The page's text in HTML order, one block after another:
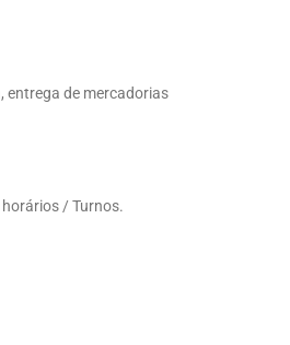
entrega de mercadorias
/ Turnos.